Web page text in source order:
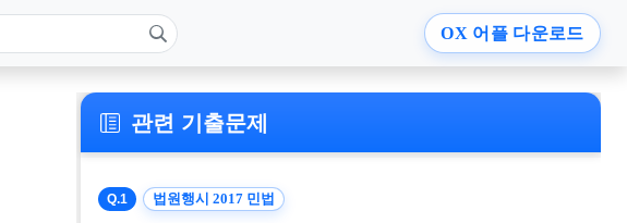
OX 어플 다운로드
관련 기출문제
Q.1 법원행시 2017 민법